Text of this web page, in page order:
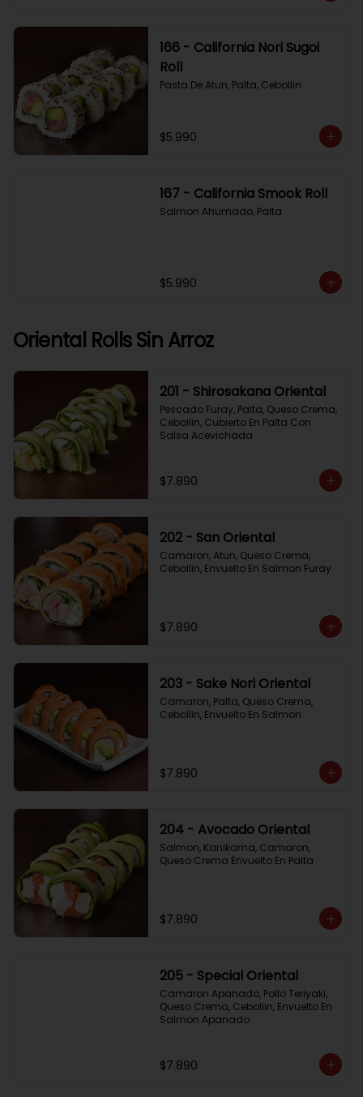
166 - California Nori Sugoi
Roll
Pasta De Atun, Palta, Cebollin
$5.990
167 - California Smook Roll
Salmon Ahumado, Palta
$5.990
Oriental Rolls Sin Arroz
201 - Shirosakana Oriental
Pescado Furay, Palta, Queso Crema,
Cebollin, Cubierto En Palta Con
Salsa Acevichada
$7.890
202 - San Oriental
Camaron, Atun, Queso Crema,
Cebollin, Envuelto En Salmon Furay
$7.890
203 - Sake Nori Oriental
Camaron, Palta, Queso Crema,
Cebollin, Envuelto En Salmon
$7.890
204 - Avocado Oriental
Salmon, Kanikama, Camaron,
Queso Crema Envuelto En Palta
$7.890
205 - Special Oriental
Camaron Apanado, Pollo Teriyaki,
Queso Crema, Cebollin, Envuelto En
Salmon Apanado
$7.890